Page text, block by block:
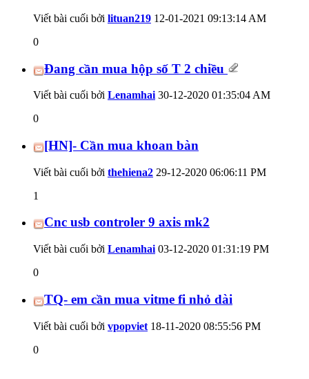
Viết bài cuối bởi lituan219 12-01-2021 09:13:14 AM
0
Đang cần mua hộp số T 2 chiều
Viết bài cuối bởi Lenamhai 30-12-2020 01:35:04 AM
0
[HN]- Cần mua khoan bàn
Viết bài cuối bởi thehiena2 29-12-2020 06:06:11 PM
1
Cnc usb controler 9 axis mk2
Viết bài cuối bởi Lenamhai 03-12-2020 01:31:19 PM
0
TQ- em cần mua vitme fi nhỏ dài
Viết bài cuối bởi vpopviet 18-11-2020 08:55:56 PM
0